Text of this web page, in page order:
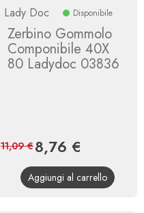
Lady Doc Disponibile
Zerbino Gommolo
Componibile 40X
80 Ladydoc 03836
Prezzo
8,76 €
base
11,09 €
Aggiungi al carrello